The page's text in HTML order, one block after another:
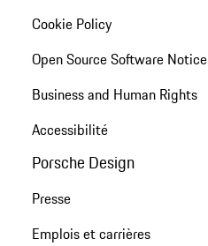
Cookie Policy
Open Source Software Notice
Business and Human Rights
Accessibilité
Porsche Design
Presse
Emplois et carrières